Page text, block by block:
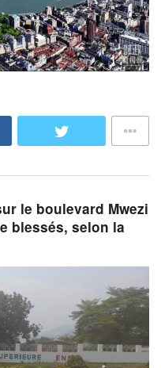
le boulevard Mwezi
blessés, selon la